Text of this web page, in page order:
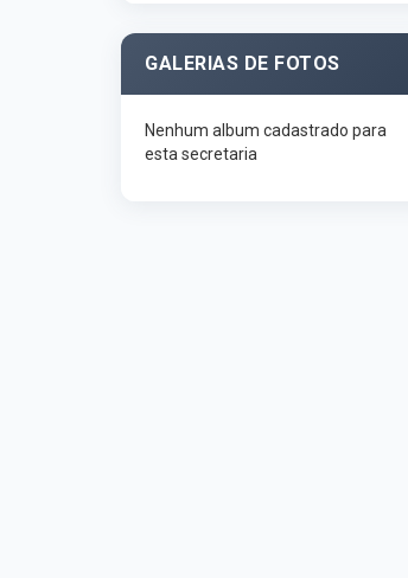
GALERIAS DE FOTOS
Nenhum album cadastrado para
esta secretaria